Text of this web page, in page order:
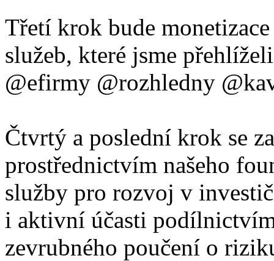
Třetí krok bude
služeb, které jsme
@efirmy @rozhledny
Čtvrtý a poslední krok se
prostřednictvím našeho
služby pro rozvoj v
i aktivní účasti
zevrubného poučení o